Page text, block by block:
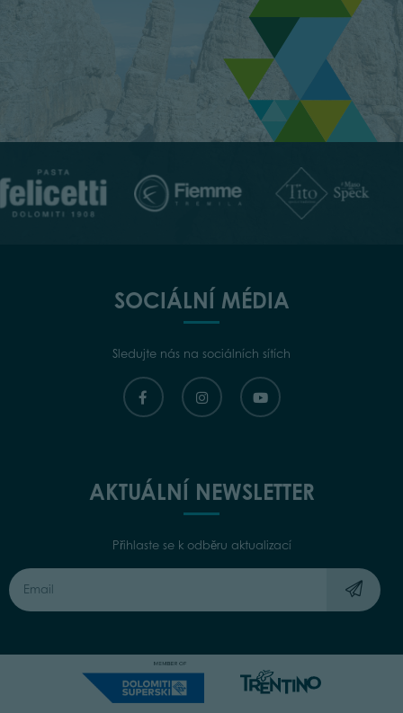
SOCIÁLNÍ MÉDIA
Sledujte nás na sociálních sítích
AKTUÁLNÍ NEWSLETTER
Přihlaste se k odběru aktualizací